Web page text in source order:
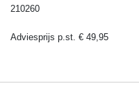
210260
Adviesprijs p.st. € 49,95